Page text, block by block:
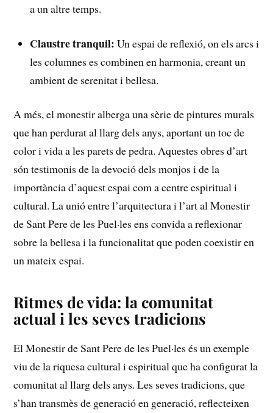
a un altre temps.
Claustre tranquil: Un espai ‌de​ reflexió, on els arcs i
les columnes es combinen en harmonia, creant un
ambient de serenitat i bellesa.
A ​més, ⁣el monestir alberga una​ sèrie⁣ de⁣ pintures murals
que han perdurat al llarg ⁤dels anys,‍ aportant un ​toc de
color i vida a les parets de pedra. Aquestes obres d’art
són testimonis de ⁤la devoció dels monjos i de la
‌importància d’aquest espai com a centre espiritual ‍i
cultural. La unió entre l’arquitectura i l’art al Monestir
de Sant‌ Pere de​ les Puel·les ens convida a reflexionar
sobre la bellesa​ i la ⁣funcionalitat que poden coexistir‌ en
un mateix espai.
Ritmes de ⁤vida: la comunitat
actual i les seves tradicions
El Monestir de Sant Pere de les Puel·les és un exemple
viu de‍ la riquesa cultural i espiritual que ha⁤ configurat la
‌comunitat al llarg dels anys. Les⁣ seves ⁣tradicions, que
s’han⁣ transmès de ‌generació en generació, reflecteixen